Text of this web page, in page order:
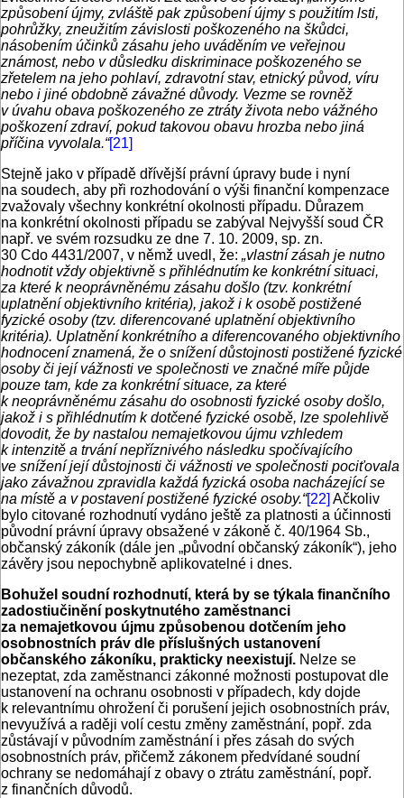
způsobení újmy, zvláště pak způsobení újmy s použitím lsti,
pohrůžky, zneužitím závislosti poškozeného na škůdci,
násobením účinků zásahu jeho uváděním ve veřejnou
známost, nebo v důsledku diskriminace poškozeného se
zřetelem na jeho pohlaví, zdravotní stav, etnický původ, víru
nebo i jiné obdobně závažné důvody. Vezme se rovněž
v úvahu obava poškozeného ze ztráty života nebo vážného
poškození zdraví, pokud takovou obavu hrozba nebo jiná
příčina vyvolala.“[21]
Stejně jako v případě dřívější právní úpravy bude i nyní
na soudech, aby při rozhodování o výši finanční kompenzace
zvažovaly všechny konkrétní okolnosti případu. Důrazem
na konkrétní okolnosti případu se zabýval Nejvyšší soud ČR
např. ve svém rozsudku ze dne 7. 10. 2009, sp. zn.
30 Cdo 4431/2007, v němž uvedl, že: „vlastní zásah je nutno
hodnotit vždy objektivně s přihlédnutím ke konkrétní situaci,
za které k neoprávněnému zásahu došlo (tzv. konkrétní
uplatnění objektivního kritéria), jakož i k osobě postižené
fyzické osoby (tzv. diferencované uplatnění objektivního
kritéria). Uplatnění konkrétního a diferencovaného objektivního
hodnocení znamená, že o snížení důstojnosti postižené fyzické
osoby či její vážnosti ve společnosti ve značné míře půjde
pouze tam, kde za konkrétní situace, za které
k neoprávněnému zásahu do osobnosti fyzické osoby došlo,
jakož i s přihlédnutím k dotčené fyzické osobě, lze spolehlivě
dovodit, že by nastalou nemajetkovou újmu vzhledem
k intenzitě a trvání nepříznivého následku spočívajícího
ve snížení její důstojnosti či vážnosti ve společnosti pociťovala
jako závažnou zpravidla každá fyzická osoba nacházející se
na místě a v postavení postižené fyzické osoby.“[22] Ačkoliv
bylo citované rozhodnutí vydáno ještě za platnosti a účinnosti
původní právní úpravy obsažené v zákoně č. 40/1964 Sb.,
občanský zákoník (dále jen „původní občanský zákoník“), jeho
závěry jsou nepochybně aplikovatelné i dnes.
Bohužel soudní rozhodnutí, která by se týkala finančního
zadostiučinění poskytnutého zaměstnanci
za nemajetkovou újmu způsobenou dotčením jeho
osobnostních práv dle příslušných ustanovení
občanského zákoníku, prakticky neexistují. Nelze se
nezeptat, zda zaměstnanci zákonné možnosti postupovat dle
ustanovení na ochranu osobnosti v případech, kdy dojde
k relevantnímu ohrožení či porušení jejich osobnostních práv,
nevyužívá a raději volí cestu změny zaměstnání, popř. zda
zůstávají v původním zaměstnání i přes zásah do svých
osobnostních práv, přičemž zákonem předvídané soudní
ochrany se nedomáhají z obavy o ztrátu zaměstnání, popř.
z finan­čních důvodů.